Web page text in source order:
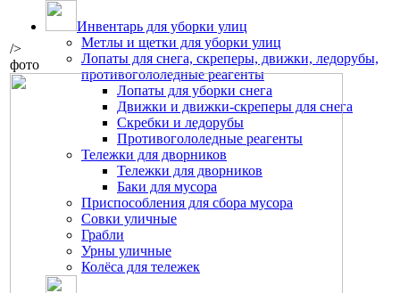
Инвентарь для уборки улиц
Метлы и щетки для уборки улиц
Лопаты для снега, скреперы, движки, ледорубы,
противогололедные реагенты
Лопаты для уборки снега
Движки и движки-скреперы для снега
Скребки и ледорубы
Противогололедные реагенты
Тележки для дворников
Тележки для дворников
Баки для мусора
Приспособления для сбора мусора
Совки уличные
Грабли
Урны уличные
Колёса для тележек
/>
фото